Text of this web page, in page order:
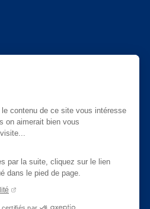
contenu de ce site vous intéresse
on aimerait bien vous
par la suite, cliquez sur le lien
dans le pied de page.
certifiés par